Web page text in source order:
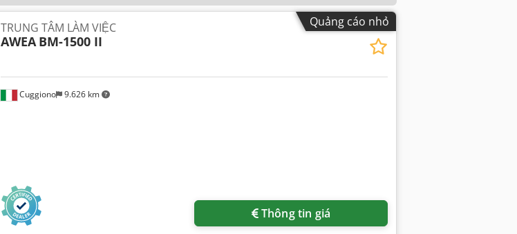
Quảng cáo nhỏ
Cuggiono 9.626 km
TRUNG TÂM LÀM VIỆC
AWEA BM-1500 II
Thông tin giá